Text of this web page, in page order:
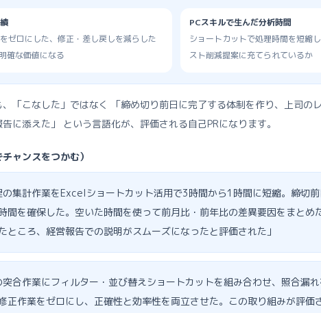
ゼロにした、修正・差し戻しを減らした
確な価値になる
PCスキルで生んだ分析時間
ショートカットで処理時間を短縮
スト削減提案に充てられているか
「こなした」ではなく 「締め切り前日に完了する体制を作り、上司の
に添えた」 という言語化が、評価される自己PRになります。
ャンスをつかむ）
の集計作業をExcelショートカット活用で3時間から1時間に短縮。締切
間を確保した。空いた時間を使って前月比・前年比の差異要因をまとめ
ところ、経営報告での説明がスムーズになったと評価された」
突合作業にフィルター・並び替えショートカットを組み合わせ、照合漏
正作業をゼロにし、正確性と効率性を両立させた。この取り組みが評価